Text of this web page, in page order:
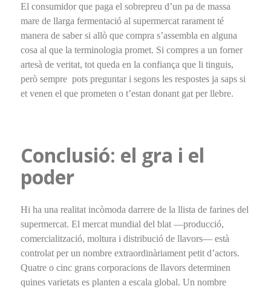
El consumidor que paga el sobrepreu d’un pa de massa
mare de llarga fermentació al supermercat rarament té
manera de saber si allò que compra s’assembla en alguna
cosa al que la terminologia promet. Si compres a un forner
artesà de veritat, tot queda en la confiança que li tinguis,
però sempre pots preguntar i segons les respostes ja saps si
et venen el que prometen o t’estan donant gat per llebre.
Conclusió: el gra i el
poder
Hi ha una realitat incòmoda darrere de la llista de farines del
supermercat. El mercat mundial del blat —producció,
comercialització, moltura i distribució de llavors— està
controlat per un nombre extraordinàriament petit d’actors.
Quatre o cinc grans corporacions de llavors determinen
quines varietats es planten a escala global. Un nombre